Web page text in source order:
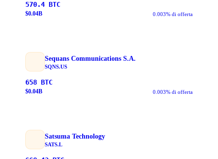
570.4 BTC
$0.04B 0.003% di offerta
Sequans Communications S.A.
SQNS.US
658 BTC
$0.04B 0.003% di offerta
Satsuma Technology
SATS.L